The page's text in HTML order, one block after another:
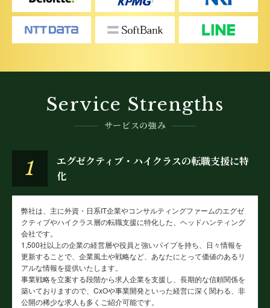
Service Strengths
サービスの強み
1 エグゼクティブ・ハイクラスの転職支援に特
化
弊社は、主に外資・日系IT企業やコンサルティングファームのエグゼ
クティブやハイクラス層の転職支援に特化した、ヘッドハンティング
会社です。
1,500社以上の企業の経営層や役員と強いパイプを持ち、日々情報を
更新することで、企業風土や戦略など、あなたにとって価値のあるリ
アルな情報を提供いたします。
事業戦略を立案する段階から求人企業を支援し、長期的な信頼関係を
築いておりますので、CxOや事業開発といった経営に深く関わる、非
公開の稀少な求人も多くご紹介可能です。